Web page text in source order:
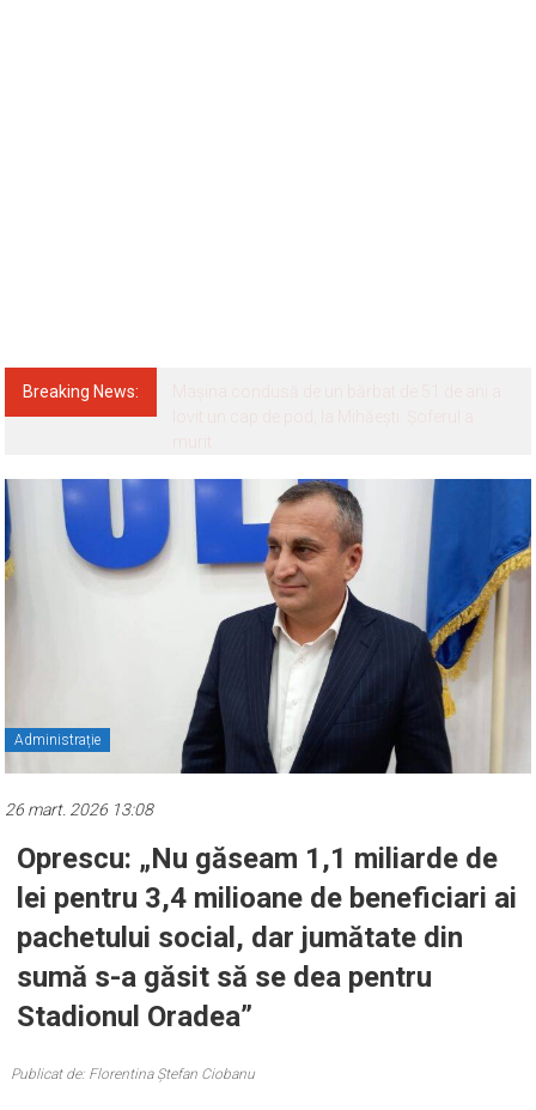
Breaking News:
26 mart. 2026 13:08
Oprescu: „Nu găseam 1,1 miliarde de
lei pentru 3,4 milioane de beneficiari ai
pachetului social, dar jumătate din
sumă s-a găsit să se dea pentru
Stadionul Oradea”